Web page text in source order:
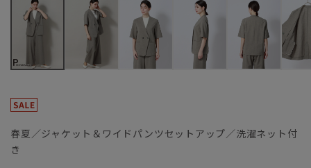
春夏／ジャケット＆ワイドパンツセットアップ／洗濯ネット付
き